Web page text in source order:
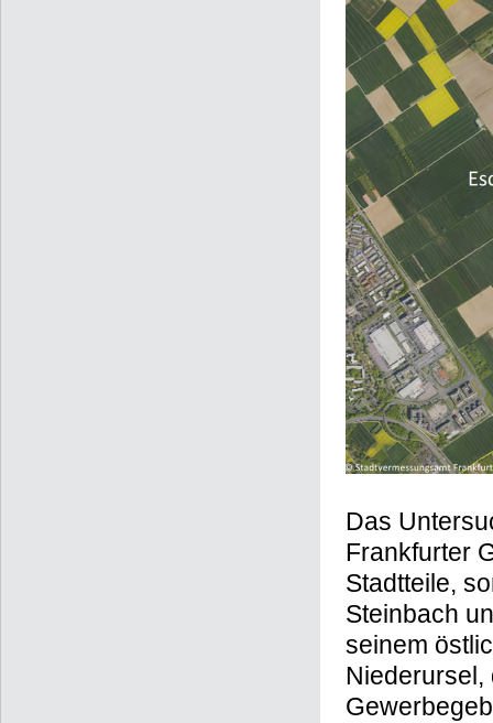
Das
Frankfurter
Stadtteile,
Steinbach
seinem
Niederursel,